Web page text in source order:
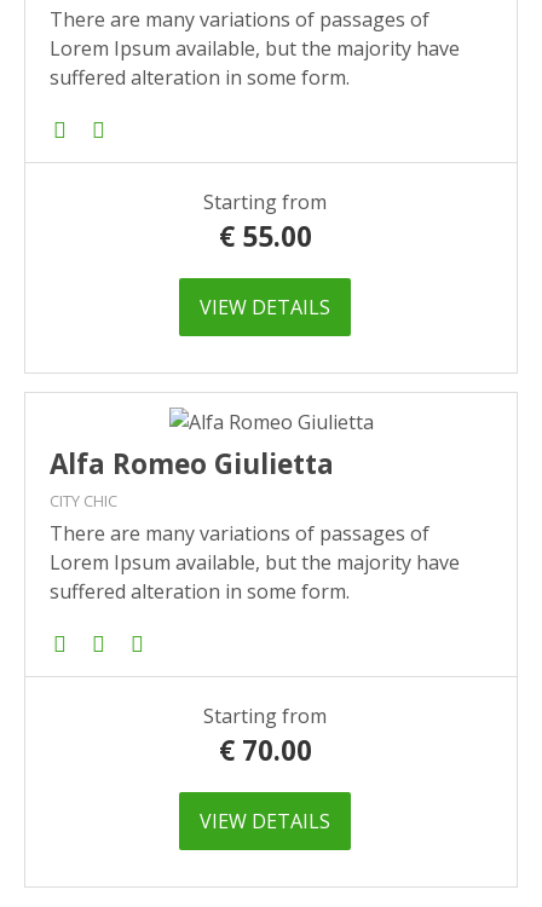
There are many variations of passages of
Lorem Ipsum available, but the majority have
suffered alteration in some form.
Starting from
€ 55.00
VIEW DETAILS
Alfa Romeo Giulietta
CITY CHIC
There are many variations of passages of
Lorem Ipsum available, but the majority have
suffered alteration in some form.
Starting from
€ 70.00
VIEW DETAILS